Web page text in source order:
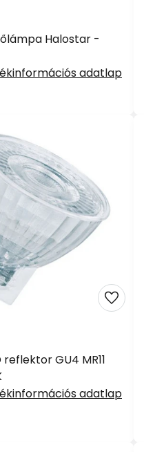
Halostar -
adatlap
reflektor GU4 MR11
adatlap